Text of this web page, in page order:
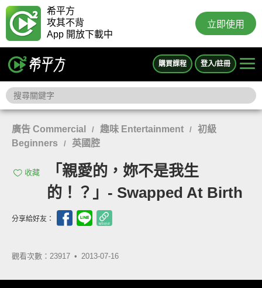
希平方
攻其不背
App 開放下載中
立即使用
購買課程 登入/註冊
廣告 Commercial / 趣味 Entertainment /
初級
Beginners
/ 英國腔
收藏
「親愛的，妳不是我生
的！？」- Swapped At Birth
分享給好友：
觀看次數：23917 • 2013-07-16